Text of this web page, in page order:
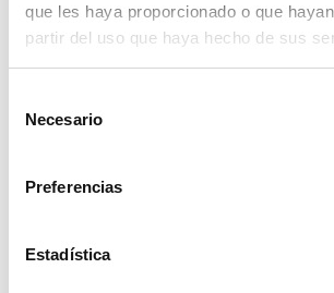
que les haya proporcionado o que
partir del uso que haya hecho de sus
Necesario
Preferencias
Estadística
calentamiento, la cámara de
los atletas estamos encantados con
Luis Puig será de medio millón de
Luis Saladíe aplaudió el esfuerzo
pista que forma parte de la historia
español” y explicó que el nuevo